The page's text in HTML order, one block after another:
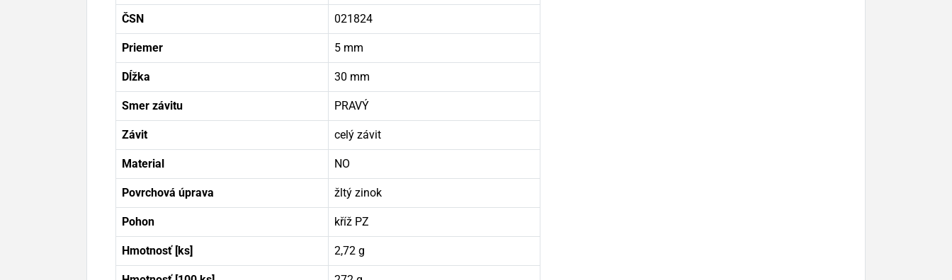
ČSN 021824
Priemer 5 mm
Dĺžka 30 mm
Smer závitu PRAVÝ
Závit celý závit
Material NO
Povrchová úprava žltý zinok
Pohon kříž PZ
Hmotnosť [ks] 2,72 g